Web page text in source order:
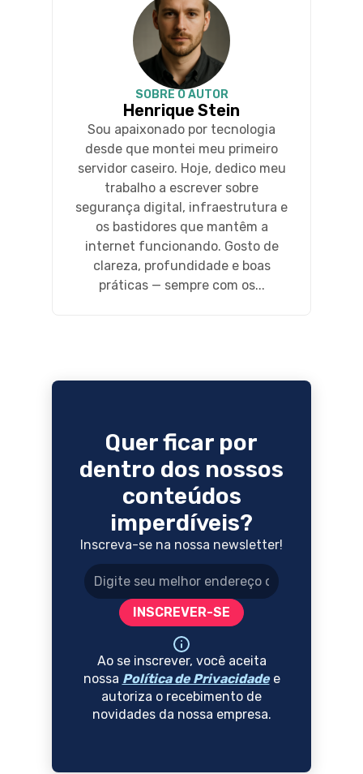
SOBRE O AUTOR
Henrique Stein
Sou apaixonado por tecnologia
desde que montei meu primeiro
servidor caseiro. Hoje, dedico meu
trabalho a escrever sobre
segurança digital, infraestrutura e
os bastidores que mantêm a
internet funcionando. Gosto de
clareza, profundidade e boas
práticas — sempre com os...
Quer ficar por
dentro dos nossos
conteúdos
imperdíveis?
Inscreva-se na nossa newsletter!
Endereço de e-mail
INSCREVER-SE
Ao se inscrever, você aceita
nossa Política de Privacidadee
autoriza o recebimento de
novidades da nossa empresa.